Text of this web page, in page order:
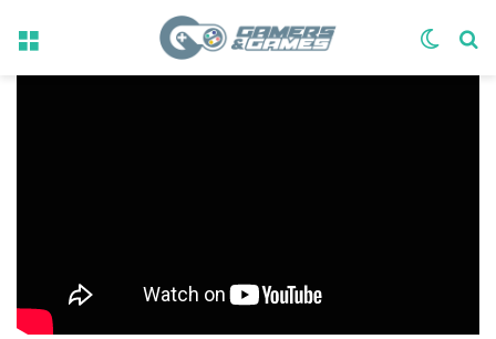
Menu